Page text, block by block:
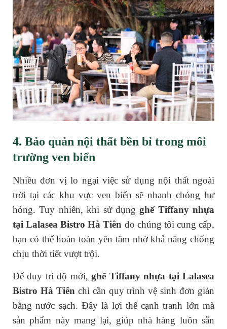
4. Bảo quản nội thất bền bỉ trong môi
trường ven biển
Nhiều đơn vị lo ngại việc sử dụng nội thất ngoài
trời tại các khu vực ven biển sẽ nhanh chóng hư
hỏng. Tuy nhiên, khi sử dụngghế Tiffany nhựa
tại Lalasea Bistro Hà Tiên do chúng tôi cung cấp,
bạn có thể hoàn toàn yên tâm nhờ khả năng chống
chịu thời tiết vượt trội.
Để duy trì độ mới,ghế Tiffany nhựa tại Lalasea
Bistro Hà Tiênchỉ cần quy trình vệ sinh đơn giản
bằng nước sạch. Đây là lợi thế cạnh tranh lớn mà
sản phẩm này mang lại, giúp nhà hàng luôn sẵn